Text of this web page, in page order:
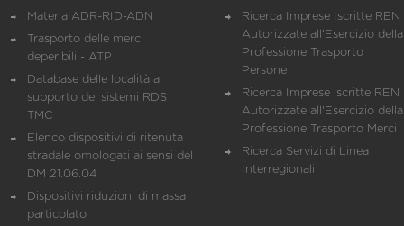
Materia ADR-RID-ADN
Trasporto delle merci
deperibili - ATP
Database delle località a
supporto dei sistemi RDS
TMC
Elenco dispositivi di ritenuta
stradale omologati ai sensi del
DM 21.06.04
Dispositivi riduzioni di massa
particolato
Ricerca Imprese Iscritte REN
Autorizzate all'Esercizio della
Professione Trasporto
Persone
Ricerca Imprese iscritte REN
Autorizzate all'Esercizio della
Professione Trasporto Merci
Ricerca Servizi di Linea
Interregionali